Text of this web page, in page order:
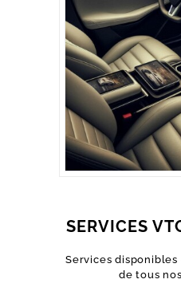
SERVICES
Services
de tous